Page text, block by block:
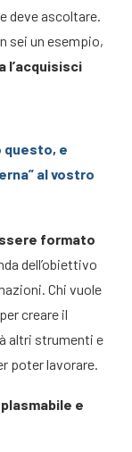
deve ascoltare.
sei un esempio,
l’acquisisci
e
al vostro
formato
dell’obiettivo
Chi vuole
creare il
altri strumenti e
poter lavorare.
e